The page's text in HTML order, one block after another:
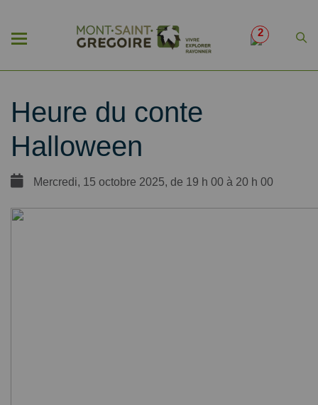
2
Heure du conte
Halloween
Mercredi, 15 octobre 2025, de 19 h 00 à 20 h 00